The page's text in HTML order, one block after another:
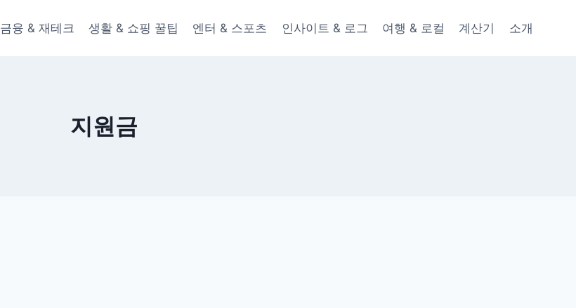
금융 & 재테크 생활 & 쇼핑 꿀팁 엔터 & 스포츠 인사이트 & 로그 여행 & 로컬 계산기 소개
지원금